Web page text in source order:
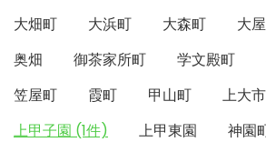
大畑町
大浜町 大森町 大
奥畑
御茶家所町 学文殿町
笠屋町
霞町 甲山町 上大市
上甲子園 (1件)
上甲東園 神園